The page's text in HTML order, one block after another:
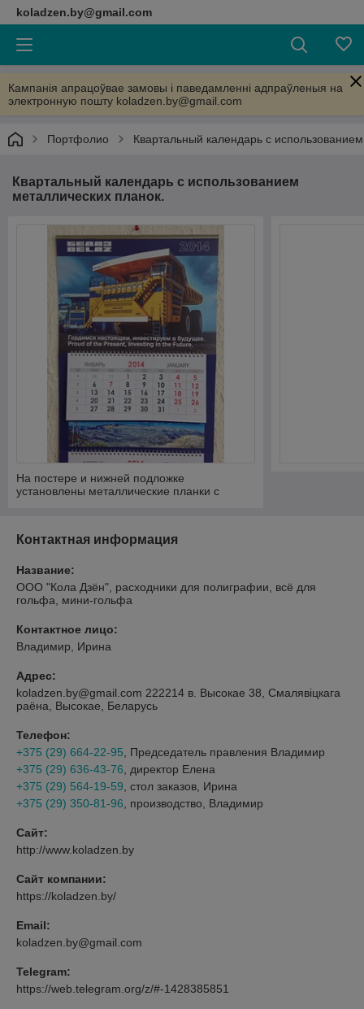
koladzen.by@gmail.com
Кампанія апрацоўвае замовы і паведамленні адпраўленыя на
электронную пошту koladzen.by@gmail.com
Портфолио Квартальный календарь с
Квартальный календарь с использованием
металлических планок.
На постере и нижней подложке
установлены металлические планки с
Контактная информация
Название:
ООО "Кола Дзён", расходники для полиграфии, всё для
гольфа, мини-гольфа
Контактное лицо:
Владимир, Ирина
Адрес:
koladzen.by@gmail.com 222214 в. Высокае 38, Смалявіцкага
раёна, Высокае, Беларусь
Телефон:
+375 (29) 664-22-95 , Председатель правления Владимир
+375 (29) 636-43-76 , директор Елена
+375 (29) 564-19-59 , стол заказов, Ирина
+375 (29) 350-81-96 , производство, Владимир
Сайт:
http://www.koladzen.by
Сайт компании:
https://koladzen.by/
Email:
koladzen.by@gmail.com
Telegram:
https://web.telegram.org/z/#-1428385851